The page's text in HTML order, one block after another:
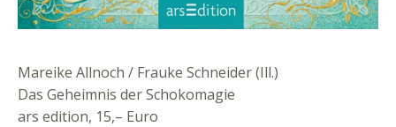
Mareike Allnoch / Frauke Schneider (Ill.)
Das Geheimnis der Schokomagie
ars edition, 15,– Euro